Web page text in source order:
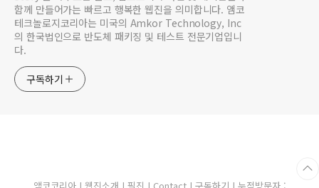
함께 만들어가는 빠르고 행복한 웹진을 의미합니다. 앰코
테크놀로지코리아는 미국의 Amkor Technology, Inc
의 한국법인으로 반도체 패키징 및 테스트 전문기업입니
다.
구독하기